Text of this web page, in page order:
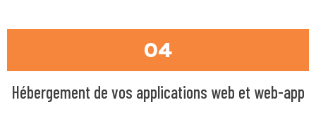
04
Hébergement de vos applications web et web-app